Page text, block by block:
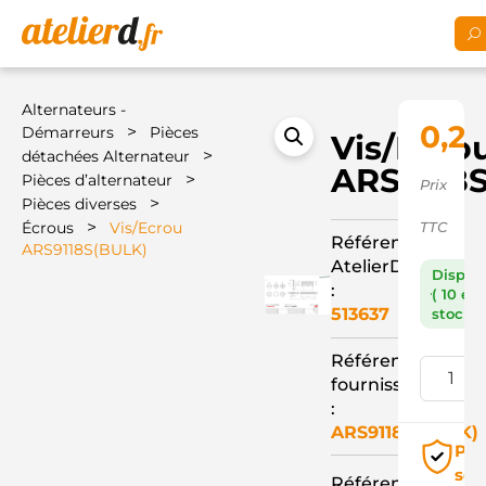
Alternateurs -
Démarreurs
>
Pièces
détachées Alternateur
>
Pièces d’alternateur >
Pièces diverses >
Écrous >
Vis/Ecrou
ARS9118S(BULK)
Vis/
Référence
AtelierD
:
513637
Référence
fournisseur
:
ARS9118S(BULK)
0,21
Prix
TTC
( 10 en
stock )